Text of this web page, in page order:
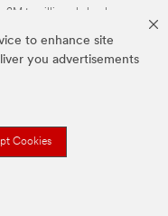
to enhance site
you advertisements
Cookies
tescilli markalarıdır.